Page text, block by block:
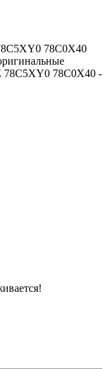
78C0X40
78C5XY0 78C0X40 -